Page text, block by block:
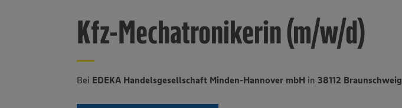
Schülerpraktikum Abschlussarbeiten
Werkstudierendentätigkeit
Direkteinstieg
Noch Fragen?
Faires Gehalt
Diversität
Lebensmittelproduktion
Lager & Logistik
EDEKA-Zentrale
EDEKA Fruchtkontor
EDEKA-
Regionalgesellschaften
Kfz-Mechatronikerin (m/w/d)
Bei EDEKA Handelsgesellschaft Minden-Hannover mbH in38112 Braunschweig